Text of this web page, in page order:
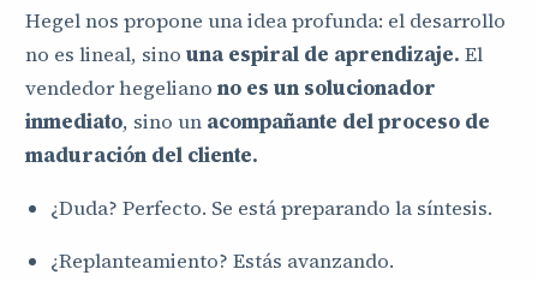
Hegel nos propone una idea profunda: el desarrollo
no es lineal, sino una espiral de aprendizaje. El
vendedor hegeliano no es un solucionador
inmediato, sino un acompañante del proceso de
maduración del cliente.
¿Duda? Perfecto. Se está preparando la síntesis.
¿Replanteamiento? Estás avanzando.